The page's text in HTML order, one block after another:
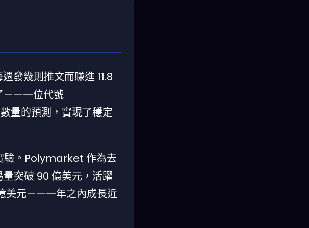
發幾則推文而賺進 11.8
——一位代號
量的預測，實現了穩定
驗。Polymarket 作為去
突破 90 億美元，活躍
美元——一年之內成長近